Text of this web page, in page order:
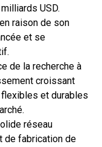
USD.
raison de son
et se
de la recherche à
croissant
et durables
réseau
de fabrication de